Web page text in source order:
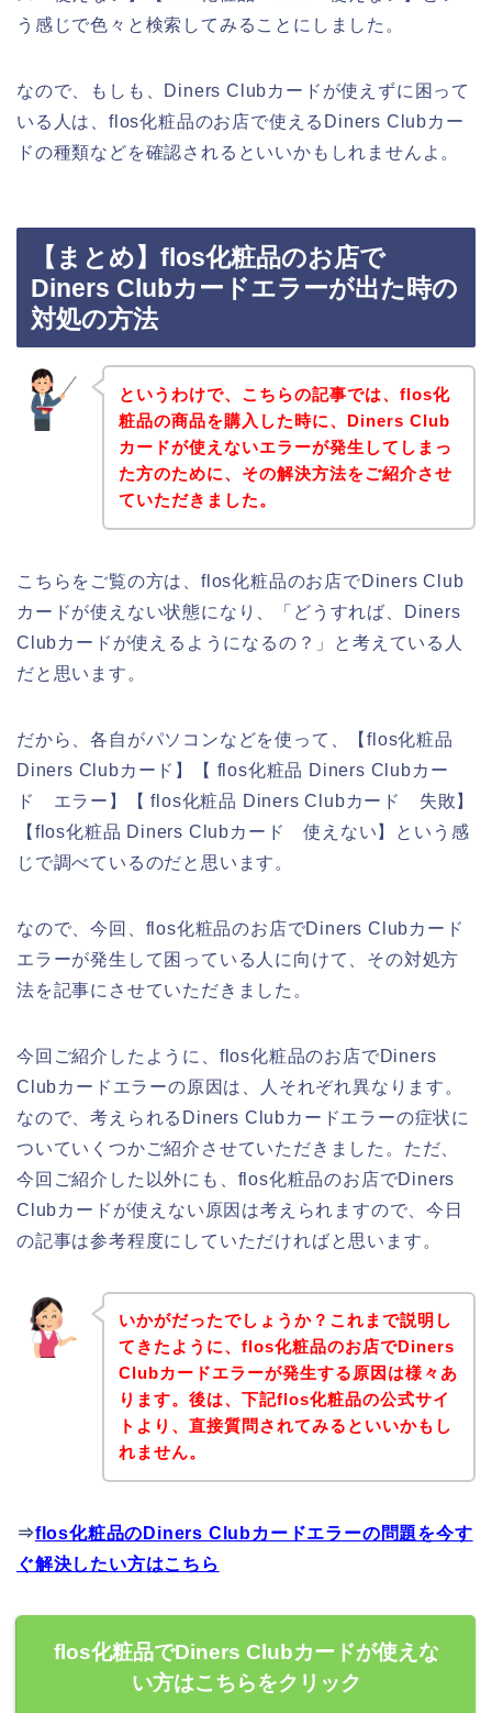
う感じで色々と検索してみることにしました。
なので、もしも、Diners Clubカードが使えずに困って
いる人は、flos化粧品のお店で使えるDiners Clubカー
ドの種類などを確認されるといいかもしれませんよ。
【まとめ】flos化粧品のお店で
Diners Clubカードエラーが出た時の
対処の方法
というわけで、こちらの記事では、flos化
粧品の商品を購入した時に、Diners Club
カードが使えないエラーが発生してしまっ
た方のために、その解決方法をご紹介させ
ていただきました。
こちらをご覧の方は、flos化粧品のお店でDiners Club
カードが使えない状態になり、「どうすれば、Diners
Clubカードが使えるようになるの？」と考えている人
だと思います。
だから、各自がパソコンなどを使って、【flos化粧品
Diners Clubカード】【 flos化粧品 Diners Clubカー
ド エラー】【 flos化粧品 Diners Clubカード 失敗】
【flos化粧品 Diners Clubカード 使えない】という感
じで調べているのだと思います。
なので、今回、flos化粧品のお店でDiners Clubカード
エラーが発生して困っている人に向けて、その対処方
法を記事にさせていただきました。
今回ご紹介したように、flos化粧品のお店でDiners
Clubカードエラーの原因は、人それぞれ異なります。
なので、考えられるDiners Clubカードエラーの症状に
ついていくつかご紹介させていただきました。ただ、
今回ご紹介した以外にも、flos化粧品のお店でDiners
Clubカードが使えない原因は考えられますので、今日
の記事は参考程度にしていただければと思います。
いかがだったでしょうか？これまで説明し
てきたように、flos化粧品のお店でDiners
Clubカードエラーが発生する原因は様々あ
ります。後は、下記flos化粧品の公式サイ
トより、直接質問されてみるといいかもし
れません。
⇒flos化粧品のDiners Clubカードエラーの問題を今す
ぐ解決したい方はこちら
flos化粧品でDiners Clubカードが使えな
い方はこちらをクリック